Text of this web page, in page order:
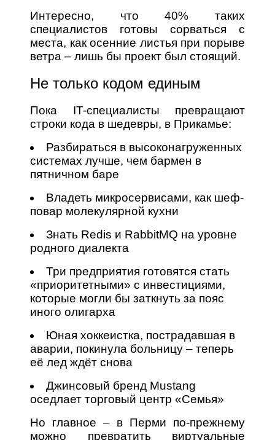
Интересно, что 40% таких
специалистов готовы сорваться с
места, как осенние листья при порыве
ветра – лишь бы проект был стоящий.
Не только кодом единым
Пока IT-специалисты превращают
строки кода в шедевры, в Прикамье:
Разбираться в высоконагруженных
системах лучше, чем бармен в
пятничном баре
Владеть микросервисами, как шеф-
повар молекулярной кухни
Знать Redis и RabbitMQ на уровне
родного диалекта
Три предприятия готовятся стать
«приоритетными» с инвестициями,
которые могли бы заткнуть за пояс
иного олигарха
Юная хоккеистка, пострадавшая в
аварии, покинула больницу – теперь
её лед ждёт снова
Джинсовый бренд Mustang
оседлает торговый центр «Семья»
Но главное – в Перми по-прежнему
можно превратить виртуальные